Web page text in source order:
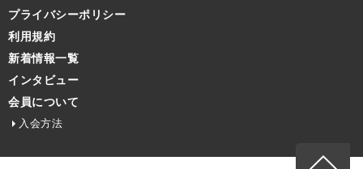
プライバシーポリシー
利用規約
新着情報一覧
インタビュー
会員について
入会方法